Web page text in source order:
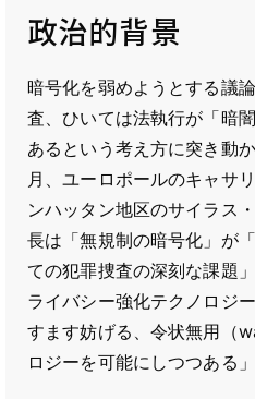
政治的背景
暗号化を弱めようとする議
査、ひいては法執行が「暗
あるという考え方に突き動
月、ユーロポールのキャサ
ンハッタン地区のサイラス
長は「無規制の暗号化」が
ての犯罪捜査の深刻な課題
ライバシー強化テクノロジ
すます妨げる、令状無用（
ロジーを可能にしつつある